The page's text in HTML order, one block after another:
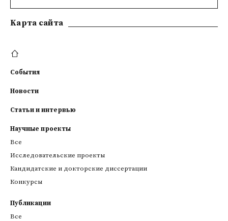
Kарта сайта
События
Новости
Статьи и интервью
Научные проекты
Все
Исследовательские проекты
Кандидатские и докторские диссертации
Конкурсы
Публикации
Все